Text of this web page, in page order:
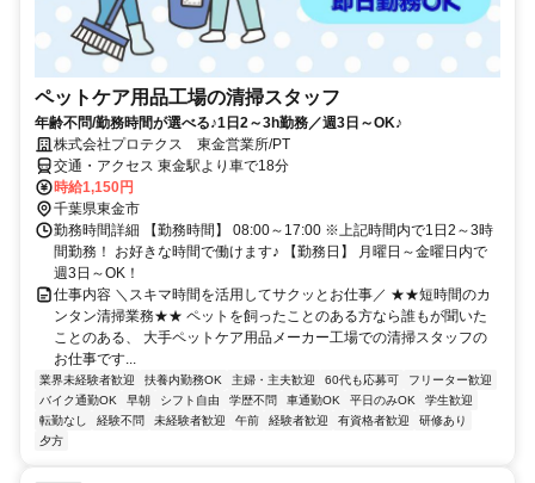
ペットケア用品工場の清掃スタッフ
年齢不問/勤務時間が選べる♪1日2～3h勤務／週3日～OK♪
株式会社プロテクス 東金営業所/PT
交通・アクセス 東金駅より車で18分
時給1,150円
千葉県東金市
勤務時間詳細 【勤務時間】 08:00～17:00 ※上記時間内で1日2～3時
間勤務！ お好きな時間で働けます♪ 【勤務日】 月曜日～金曜日内で
週3日～OK！
仕事内容 ＼スキマ時間を活用してサクッとお仕事／ ★★短時間のカ
ンタン清掃業務★★ ペットを飼ったことのある方なら誰もが聞いた
ことのある、 大手ペットケア用品メーカー工場での清掃スタッフの
お仕事です...
業界未経験者歓迎 扶養内勤務OK 主婦・主夫歓迎 60代も応募可
フリーター歓迎
バイク通勤OK
早朝 シフト自由 学歴不問 車通勤OK 平日のみOK
学生歓迎
転勤なし
経験不問 未経験者歓迎 午前 経験者歓迎 有資格者歓迎
研修あり
夕方